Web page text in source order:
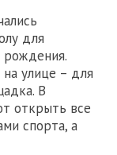
для
рождения.
улице – для
В
открыть все
спорта, а